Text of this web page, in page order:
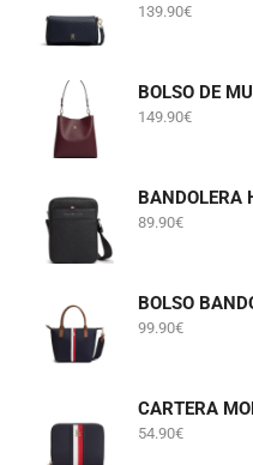
139.90€
149.90€
89.90€
99.90€
54.90€